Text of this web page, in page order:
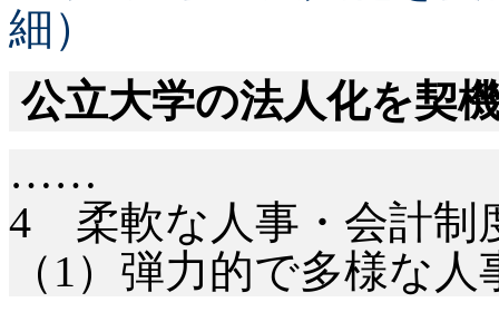
細）
公立大学の法人化を契
……
4 柔軟な人事・会計制
（1）弾力的で多様な